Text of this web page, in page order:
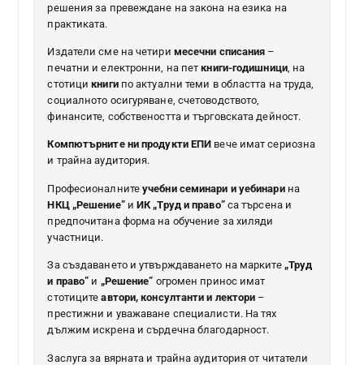
решения за превеждане на закона на езика на
практиката.
Издатели сме на четири месечни списания –
печатни и електронни, на петкниги-годишници, на
стотицикнигипо актуални теми в областта на труда,
социалното осигуряване, счетоводството,
финансите, собствеността и търговската дейност.
Компютърните ни продукти ЕПИ вече имат сериозна
и трайна аудитория.
Професионалнитеучебни семинари и уебинарина
НКЦ „Решение” иИК „Труд и право” са търсена и
предпочитана форма на обучение за хиляди
участници.
За създаването и утвърждаването на марките „Труд
и право” и „Решение” огромен принос имат
стотицитеавтори, консултанти и лектори –
престижни и уважаване специалисти. На тях
дължим искрена и сърдечна благодарност.
Заслуга за вярната и трайна аудитория от читатели